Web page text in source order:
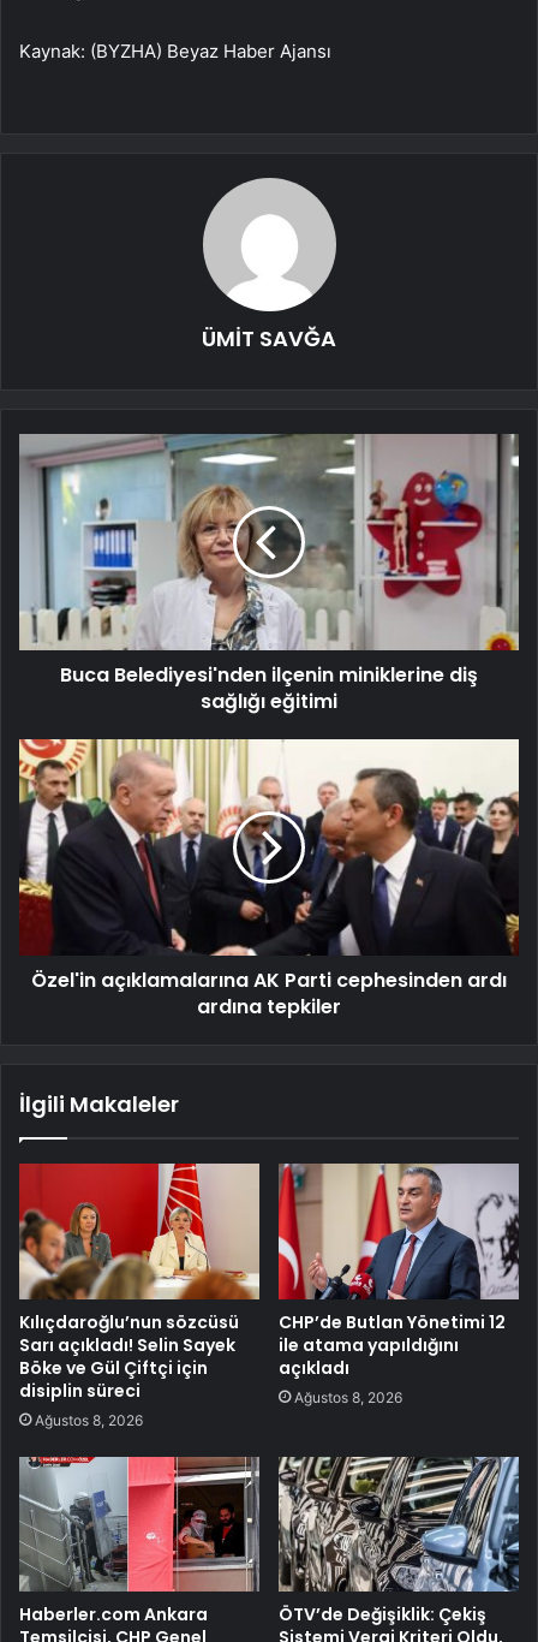
Kaynak: (BYZHA) Beyaz Haber Ajansı
ÜMİT SAVĞA
Buca Belediyesi'nden ilçenin miniklerine diş
sağlığı eğitimi
Özel'in açıklamalarına AK Parti cephesinden ardı
ardına tepkiler
İlgili Makaleler
Kılıçdaroğlu’nun sözcüsü
Sarı açıkladı! Selin Sayek
Böke ve Gül Çiftçi için
disiplin süreci
Ağustos 8, 2026
CHP’de Butlan Yönetimi 12
ile atama yapıldığını
açıkladı
Ağustos 8, 2026
Haberler.com Ankara
ÖTV’de Değişiklik: Çekiş